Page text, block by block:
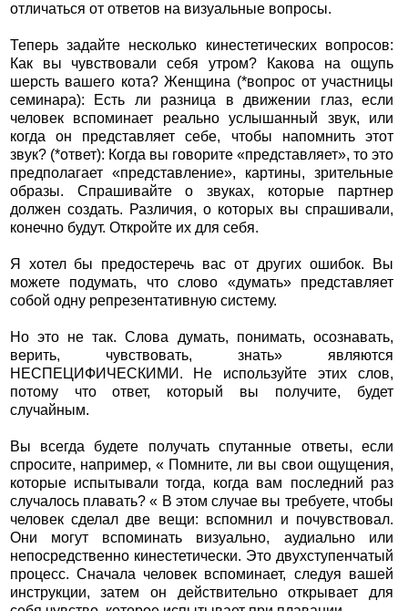
отличаться от ответов на визуальные вопросы.
Теперь задайте несколько кинестетических вопросов:
Как вы чувствовали себя утром? Какова на ощупь
шерсть вашего кота? Женщина (*вопрос от участницы
семинара): Есть ли разница в движении глаз, если
человек вспоминает реально услышанный звук, или
когда он представляет себе, чтобы напомнить этот
звук? (*ответ): Когда вы говорите «представляет», то это
предполагает «представление», картины, зрительные
образы. Спрашивайте о звуках, которые партнер
должен создать. Различия, о которых вы спрашивали,
конечно будут. Откройте их для себя.
Я хотел бы предостеречь вас от других ошибок. Вы
можете подумать, что слово «думать» представляет
собой одну репрезентативную систему.
Но это не так. Слова думать, понимать, осознавать,
верить, чувствовать, знать» являются
НЕСПЕЦИФИЧЕСКИМИ. Не используйте этих слов,
потому что ответ, который вы получите, будет
случайным.
Вы всегда будете получать спутанные ответы, если
спросите, например, « Помните, ли вы свои ощущения,
которые испытывали тогда, когда вам последний раз
случалось плавать? « В этом случае вы требуете, чтобы
человек сделал две вещи: вспомнил и почувствовал.
Они могут вспоминать визуально, аудиально или
непосредственно кинестетически. Это двухступенчатый
процесс. Сначала человек вспоминает, следуя вашей
инструкции, затем он действительно открывает для